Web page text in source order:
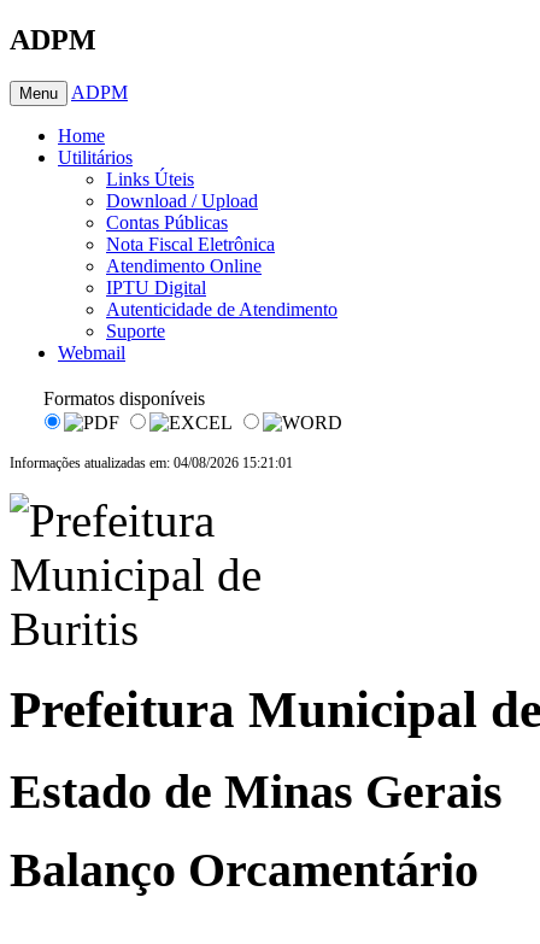
ADPM
Menu ADPM
Home
Utilitários
Links Úteis
Download / Upload
Contas Públicas
Nota Fiscal Eletrônica
Atendimento Online
IPTU Digital
Autenticidade de Atendimento
Suporte
Webmail
Formatos disponíveis
Informações atualizadas em: 04/08/2026 15:21:01
Prefeitura Municipal
Estado de Minas Gerais
Balanço Orcamentário